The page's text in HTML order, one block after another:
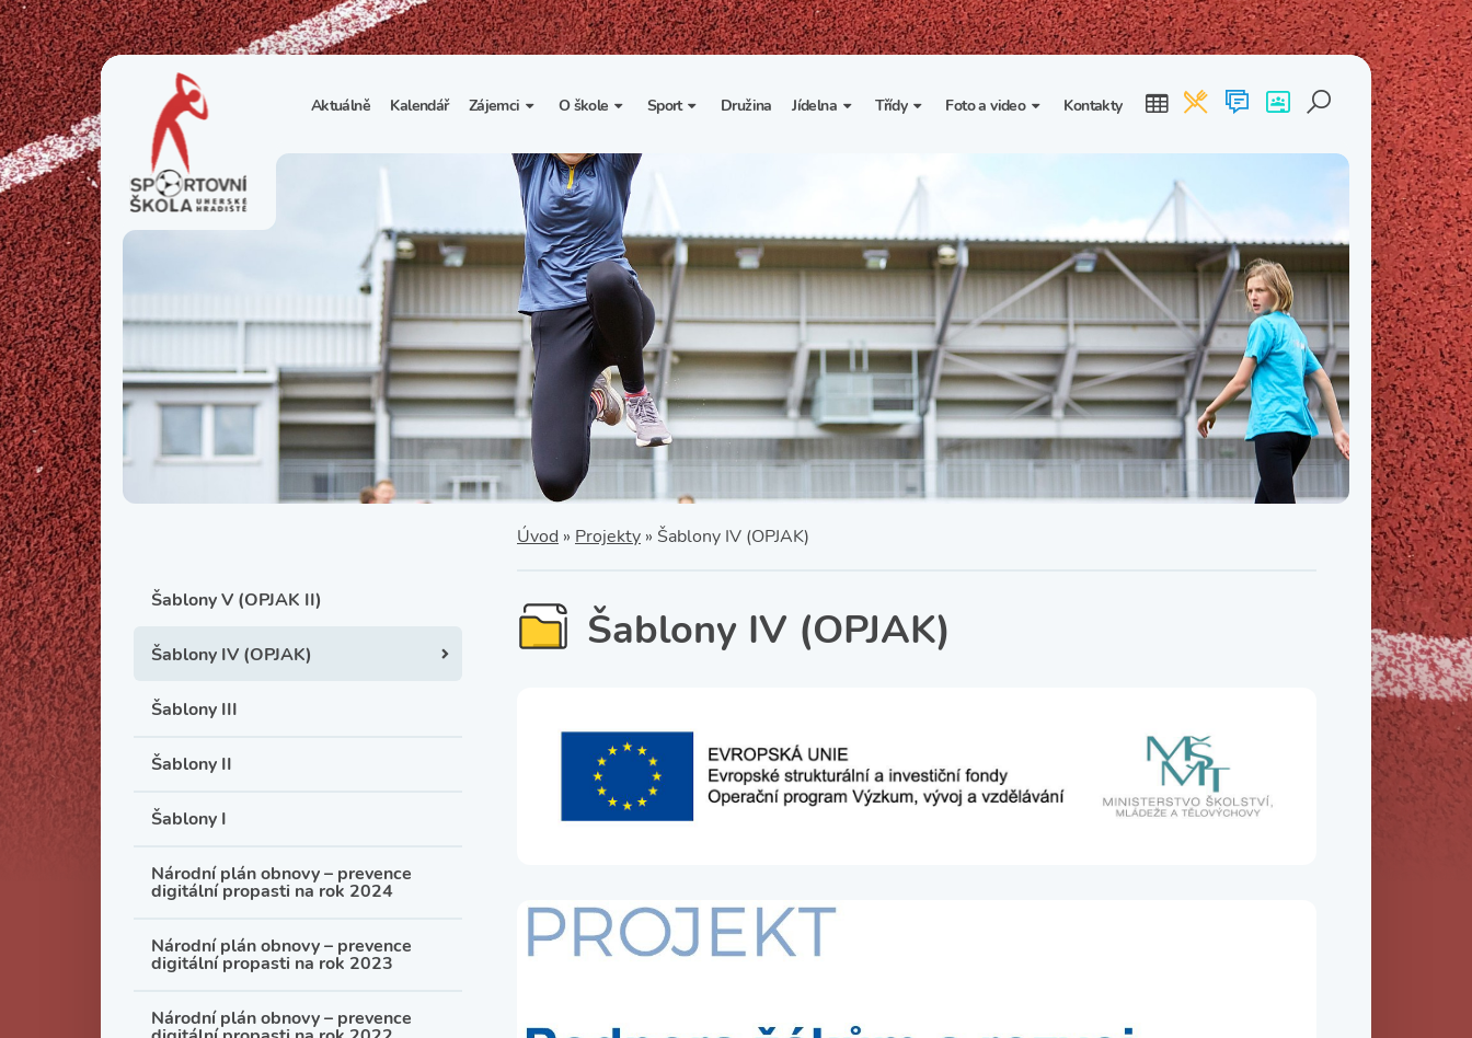
Aktuálně Kalendář Zájemci
1. třída
Sportovní třídy
Nesportovní třídy
O škole
Základní informace
Organizace školního roku
Výuka a učební plán
Zájmové kroužky
Školní poradenské
pracoviště
Školní psycholožka
Školská rada
SRPŠ – Spolek rodičů a
Sport
Spolupráce se sportovními
kluby
Školní sportovní klub
Tělesná výchova a sport
Družina Jídelna
Vnitřní řád školní jídelny
Třídy
Třída I. B Třída I. C
Třída II. A Třída II. C
Třída III. A Třída III. B Třída III. C
Třída IV. A Třída IV. B Třída IV. C
Třída V. A Třída V. B Třída V. C
Třída VI. A Třída VI. B Třída VI. C
Třída VII. A Třída VII. B Třída VII. C
Třída VIII. A Třída VIII. C
Foto a video Kontakty
Úvod » Projekty » Šablony IV (OPJAK)
Šablony IV (OPJAK)
Šablony V (OPJAK II)
Šablony IV (OPJAK)
Šablony III
Šablony II
Šablony I
Národní plán obnovy – prevence
digitální propasti na rok 2024
Národní plán obnovy – prevence
digitální propasti na rok 2023
Národní plán obnovy – prevence